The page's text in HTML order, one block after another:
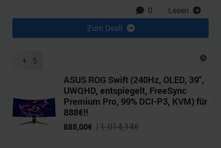
0
Lesen
Zum Deal!
+ 5
ASUS ROG Swift (240Hz, OLED, 39",
UWQHD, entspiegelt, FreeSync
Premium Pro, 99% DCI-P3, KVM) für
888€!!
888,00€ | 1.014,14€